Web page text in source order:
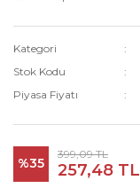
Kategori
Stok Kodu
Piyasa Fiyatı
%35
399,09 TL
257,48 TL